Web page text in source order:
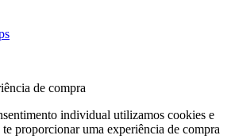
de compra
individual utilizamos cookies e
proporcionar uma experiência de compra